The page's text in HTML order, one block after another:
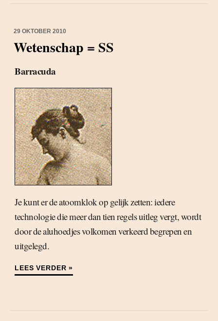
29 OKTOBER 2010
Wetenschap = SS
Barracuda
Je kunt er de atoomklok op gelijk zetten: iedere
technologie die meer dan tien regels uitleg vergt, wordt
door de aluhoedjes volkomen verkeerd begrepen en
uitgelegd.
LEES VERDER »